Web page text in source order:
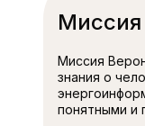
Миссия
знания о
понятными и